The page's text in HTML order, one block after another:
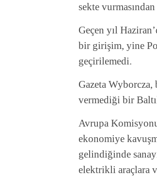
sekte
Geçen yıl
bir girişim, yine
geçirilemedi.
Gazeta Wyborcza,
vermediği bir
Avrupa
ekonomiye
gelindiğinde
elektrikli araçlara